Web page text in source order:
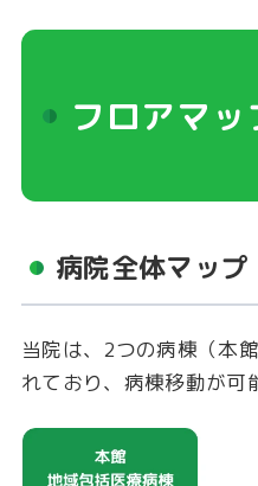
フロアマッ
病院全体マップ
当院は、2つの病棟（本
れており、病棟移動が可